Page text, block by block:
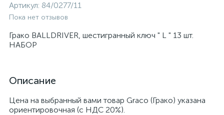
Артикул: 84/0277/11
Пока нет отзывов
Грако BALLDRIVER, шестигранный ключ " L " 13 шт.
НАБОР
Описание
Цена на выбранный вами товар Graco (Грако) указана
ориентировочная (с НДС 20%).